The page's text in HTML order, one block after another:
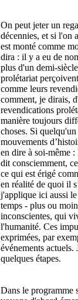
On peut jeter un
décennies, et si l'on
est monté comme
dira : il y a eu de
plus d'un demi-
prolétariat
comme leurs
comment, je dirais,
revendications
manière toujours
choses. Si
mouvements
en dire à soi-même
dit consciemment,
ce qui est érigé
en réalité de quoi il
j'applique ici aussi
temps - plus ou
inconscientes, qui
l'humanité. Ces
exprimées, par
événements
quelques étapes.
Dans le programme